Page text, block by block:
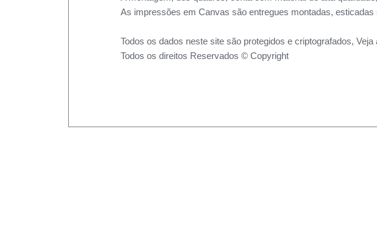
As impressões em Canvas são entregues montadas, esticadas
Todos os dados neste site são protegidos e criptografados, Veja
Todos os direitos Reservados © Copyright